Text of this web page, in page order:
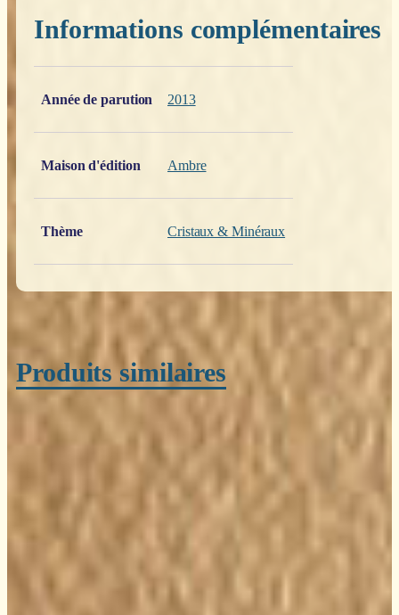
Informations complémentaires
Année de parution
2013
Maison d'édition Ambre
Thème Cristaux & Minéraux
Produits similaires